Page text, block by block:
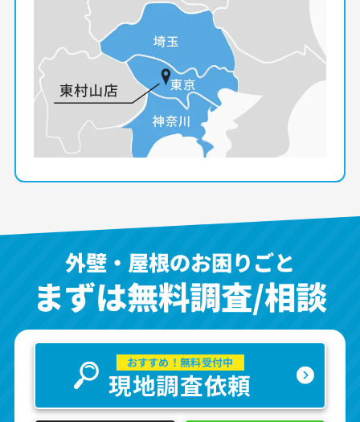
外壁・屋根のお困りごと
まずは無料調査/相談
おすすめ！無料受付中
現地調査依頼